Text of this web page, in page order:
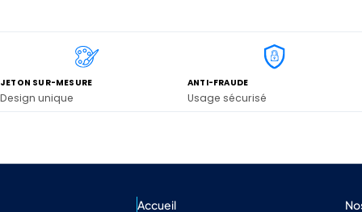
JETON SUR-MESURE
Design unique
ANTI-FRAUDE
Usage sécurisé
Accueil